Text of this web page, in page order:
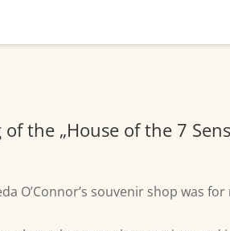
the „House of the 7
O’Connor’s souvenir shop was